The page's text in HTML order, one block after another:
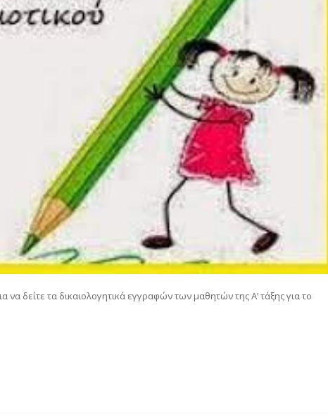
δείτε τα δικαιολογητικά εγγραφών των μαθητών της Α’ τάξης για το